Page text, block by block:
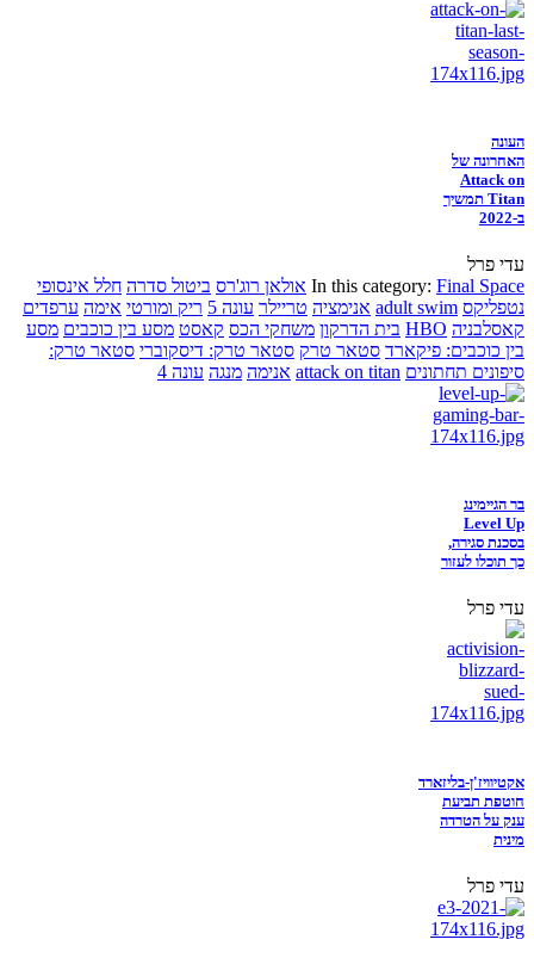
העונה
האחרונה של
Attack on
Titan תמשיך
ב-2022
עדי פרל
In this category: Final Space אולאן רוג'רס ביטול סדרה חלל אינסופי
נטפליקס adult swim אנימציה טריילר עונה 5 ריק ומורטי אימה ערפדים
קאסלבניה HBO בית הדרקון משחקי הכס קאסט מסע בין כוכבים מסע
בין כוכבים: פיקארד סטאר טרק סטאר טרק: דיסקוברי סטאר טרק:
סיפונים תחתונים attack on titan אנימה מנגה עונה 4
בר הגיימינג
Level Up
בסכנת סגירה,
כך תוכלו לעזור
עדי פרל
אקטיוויז'ן-בליזארד
חוטפת תביעת
ענק על הטרדה
מינית
עדי פרל